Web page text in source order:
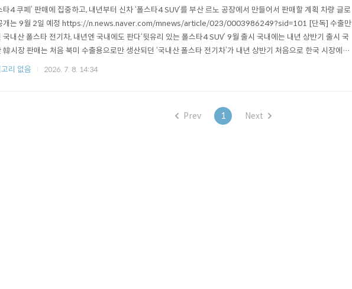
타4 쿠페’ 판매에 집중하고, 내년부터 신차 ‘폴스타4 SUV’를 부산 르노 공장에서 만들어서 판매할 계획 차량 글로
개는 9월 2일 예정 https://n.news.naver.com/mnews/article/023/0003986249?sid=101 [단독] 수출만
국내산 폴스타 전기차, 내년엔 국내에도 판다‘뒷유리 있는 폴스타4 SUV’ 9월 출시 국내에는 내년 상반기 출시 국
韓시장 판매는 처음 북미 수출용으로만 생산되던 ‘국내산 폴스타 전기차’가 내년 상반기 처음으로 한국 시장에도
하지만회사 자체가 존립이 어려운 곳입니다.중국, 미국 죄다 퇴출되는 기업임. https://merito
리 없음 2026. 7. 8. 14:34
Prev 1 Next